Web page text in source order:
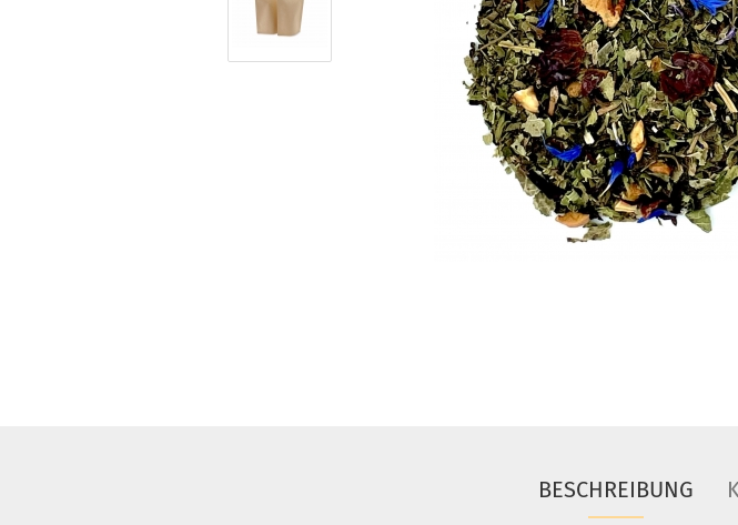
BESCHREIBUNG